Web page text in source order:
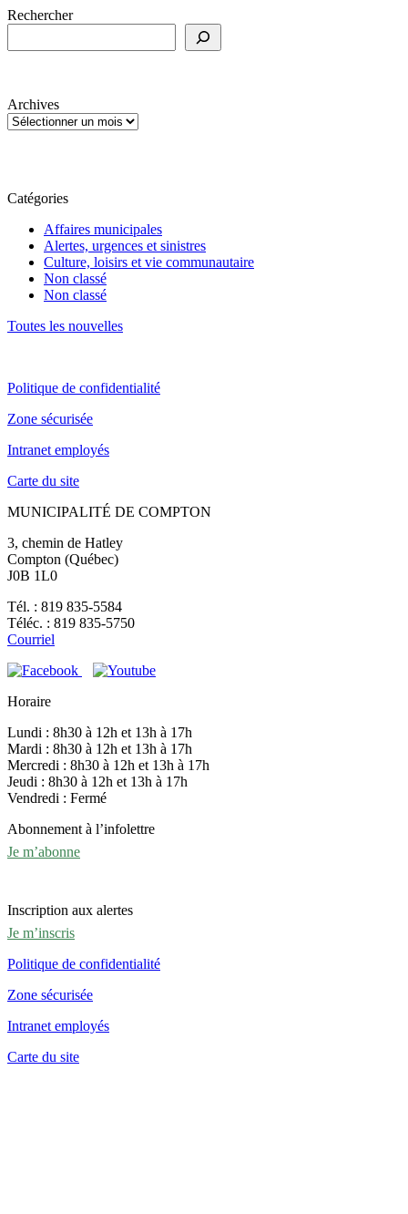
Rechercher
Archives
Catégories
Affaires municipales
Alertes, urgences et sinistres
Culture, loisirs et vie communautaire
Non classé
Non classé
Toutes les nouvelles
Politique de confidentialité
Zone sécurisée
Intranet employés
Carte du site
MUNICIPALITÉ DE COMPTON
3, chemin de Hatley
Compton (Québec)
J0B 1L0
Tél. : 819 835-5584
Téléc. : 819 835-5750
Courriel
Horaire
Lundi : 8h30 à 12h et 13h à 17h
Mardi : 8h30 à 12h et 13h à 17h
Mercredi : 8h30 à 12h et 13h à 17h
Jeudi : 8h30 à 12h et 13h à 17h
Vendredi : Fermé
Abonnement à l’infolettre
Je m’abonne
Inscription aux alertes
Je m’inscris
Politique de confidentialité
Zone sécurisée
Intranet employés
Carte du site